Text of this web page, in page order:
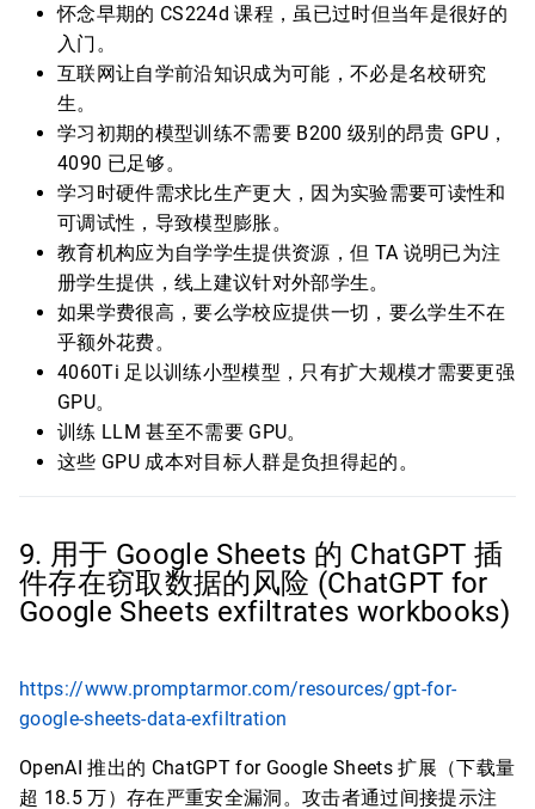
怀念早期的 CS224d 课程，虽已过时但当年是很好的
入门。
互联网让自学前沿知识成为可能，不必是名校研究
生。
学习初期的模型训练不需要 B200 级别的昂贵 GPU，
4090 已足够。
学习时硬件需求比生产更大，因为实验需要可读性和
可调试性，导致模型膨胀。
教育机构应为自学学生提供资源，但 TA 说明已为注
册学生提供，线上建议针对外部学生。
如果学费很高，要么学校应提供一切，要么学生不在
乎额外花费。
4060Ti 足以训练小型模型，只有扩大规模才需要更强
GPU。
训练 LLM 甚至不需要 GPU。
这些 GPU 成本对目标人群是负担得起的。
9. 用于 Google Sheets 的 ChatGPT 插
件存在窃取数据的风险 (ChatGPT for
Google Sheets exfiltrates workbooks)
https://www.promptarmor.com/resources/gpt-for-
google-sheets-data-exfiltration
OpenAI 推出的 ChatGPT for Google Sheets 扩展（下载量
超 18.5 万）存在严重安全漏洞。攻击者通过间接提示注